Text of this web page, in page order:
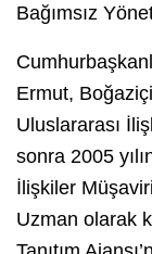
Bağımsız
Ermut,
Uluslararası
sonra 2005
İlişkiler
Uzman olarak